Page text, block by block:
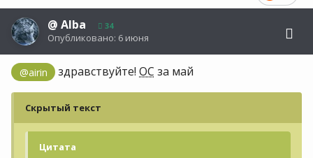
@ Alba 34
Опубликовано: 6 июня
@airin здравствуйте!ОС за май
Скрытый текст
Цитата